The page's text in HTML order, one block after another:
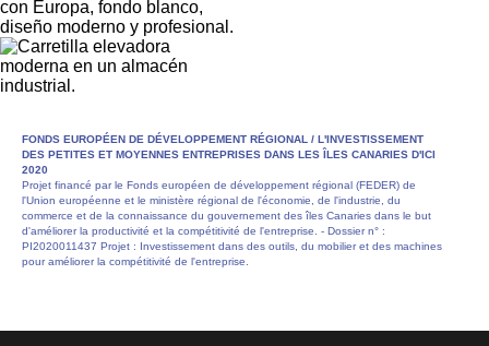
FONDS EUROPÉEN DE DÉVELOPPEMENT RÉGIONAL / L'INVESTISSEMENT
DES PETITES ET MOYENNES ENTREPRISES DANS LES ÎLES CANARIES D'ICI
2020
Projet financé par le Fonds européen de développement régional (FEDER) de
l'Union européenne et le ministère régional de l'économie, de l'industrie, du
commerce et de la connaissance du gouvernement des îles Canaries dans le but
d'améliorer la productivité et la compétitivité de l'entreprise. - Dossier n° :
PI2020011437 Projet : Investissement dans des outils, du mobilier et des machines
pour améliorer la compétitivité de l'entreprise.